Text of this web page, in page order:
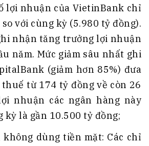
lợi nhuận của VietinBank chỉ
với cùng kỳ (5.980 tỷ đồng).
nhận tăng trưởng lợi nhuận
năm. Mức giảm sâu nhất ghi
(giảm hơn 85%) đưa
từ 174 tỷ đồng về còn 26
nhuận các ngân hàng này
kỳ là gần 10.500 tỷ đồng;
dùng tiền mặt: Các chỉ